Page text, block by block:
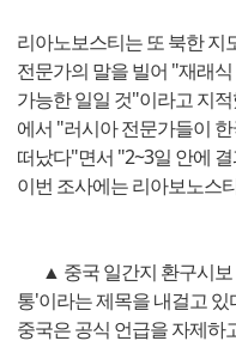
리아노보스티는 또 북한 지
전문가의 말을 빌어 "재래
가능한 일일 것"이라고 지
에서 "러시아 전문가들이
떠났다"면서 "2~3일 안에
이번 조사에는 리아보노스
▲ 중국 일간지 환구시보
통'이라는 제목을 내걸고 있
중국은 공식 언급을 자제하